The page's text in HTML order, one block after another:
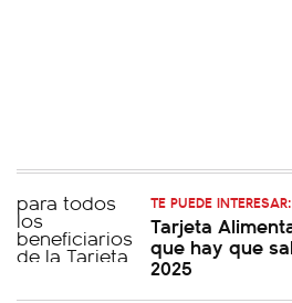
TE PUEDE INTERESAR:
Tarjeta
que hay que
2025